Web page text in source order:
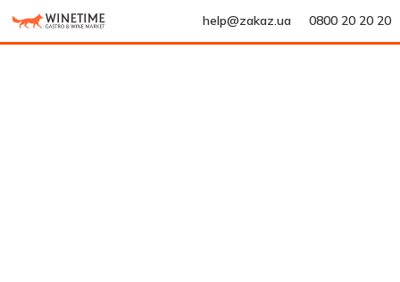
help@zakaz.ua 0800 20 20 20